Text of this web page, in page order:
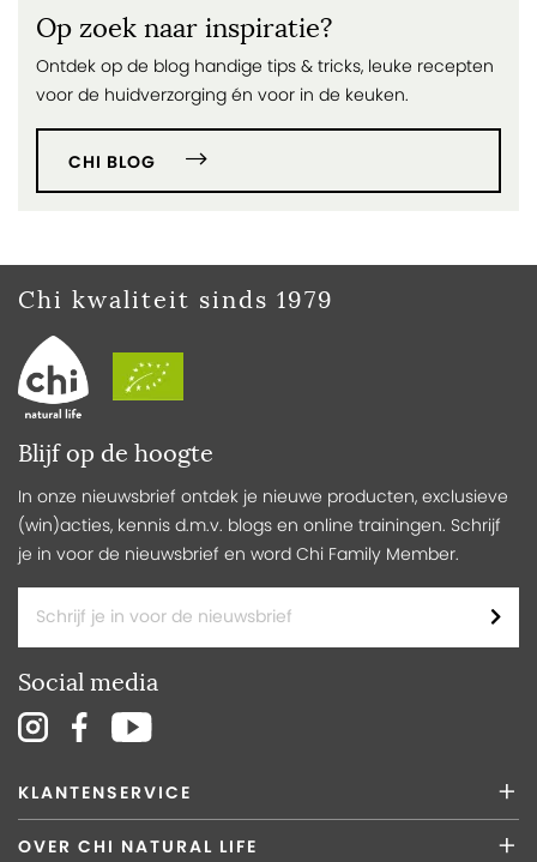
Op zoek naar inspiratie?
Ontdek op de blog handige tips & tricks, leuke recepten
voor de huidverzorging én voor in de keuken.
CHI BLOG
Blijf op de hoogte
In onze nieuwsbrief ontdek je nieuwe producten, exclusieve
(win)acties, kennis d.m.v. blogs en online trainingen. Schrijf
je in voor de nieuwsbrief en word Chi Family Member.
Social media
Chi kwaliteit sinds 1979
KLANTENSERVICE
OVER CHI NATURAL LIFE